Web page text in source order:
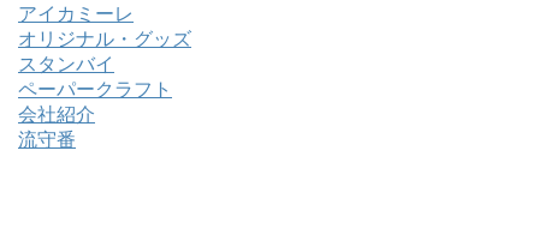
アイカミーレ
オリジナル・グッズ
スタンバイ
ペーパークラフト
会社紹介
流守番